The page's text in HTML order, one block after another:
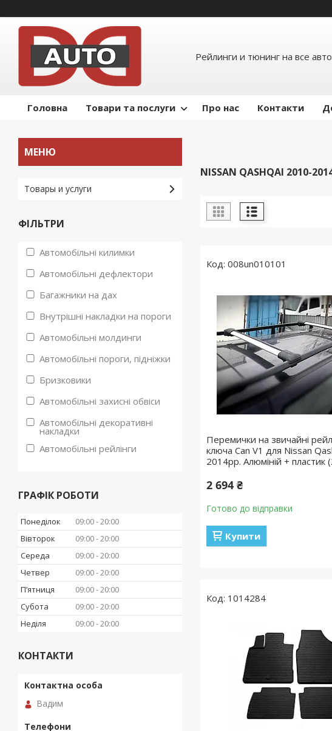
Рейлинги и тюнинг на все авто
Головна Товари та послуги Про нас Контакти
NISSAN QASHQAI 2010-
008un010101
Перемички на звичайні
ключа Can V1 для Nissan
2014рр. Алюміній + пластик
2 694 ₴
Готово до відправки
Купити
1014284
Товары и услуги
ФІЛЬТРИ
Автомобільні килимки
Автомобільні дефлектори
Багажники на дах
Внутрішні накладки на пороги
Автомобільні молдинги
Автомобільні пороги, підніжки
Бризковики
Автомобільні захисні обвіси
Автомобільні декоративні
накладки
Автомобільні рейлінги
ГРАФІК РОБОТИ
Понеділок 09:00 20:00
Вівторок
09:00 20:00
Середа
09:00 20:00
Четвер
09:00 20:00
Пʼятниця
09:00 20:00
Субота
09:00 20:00
Неділя
09:00 20:00
КОНТАКТИ
Вадим